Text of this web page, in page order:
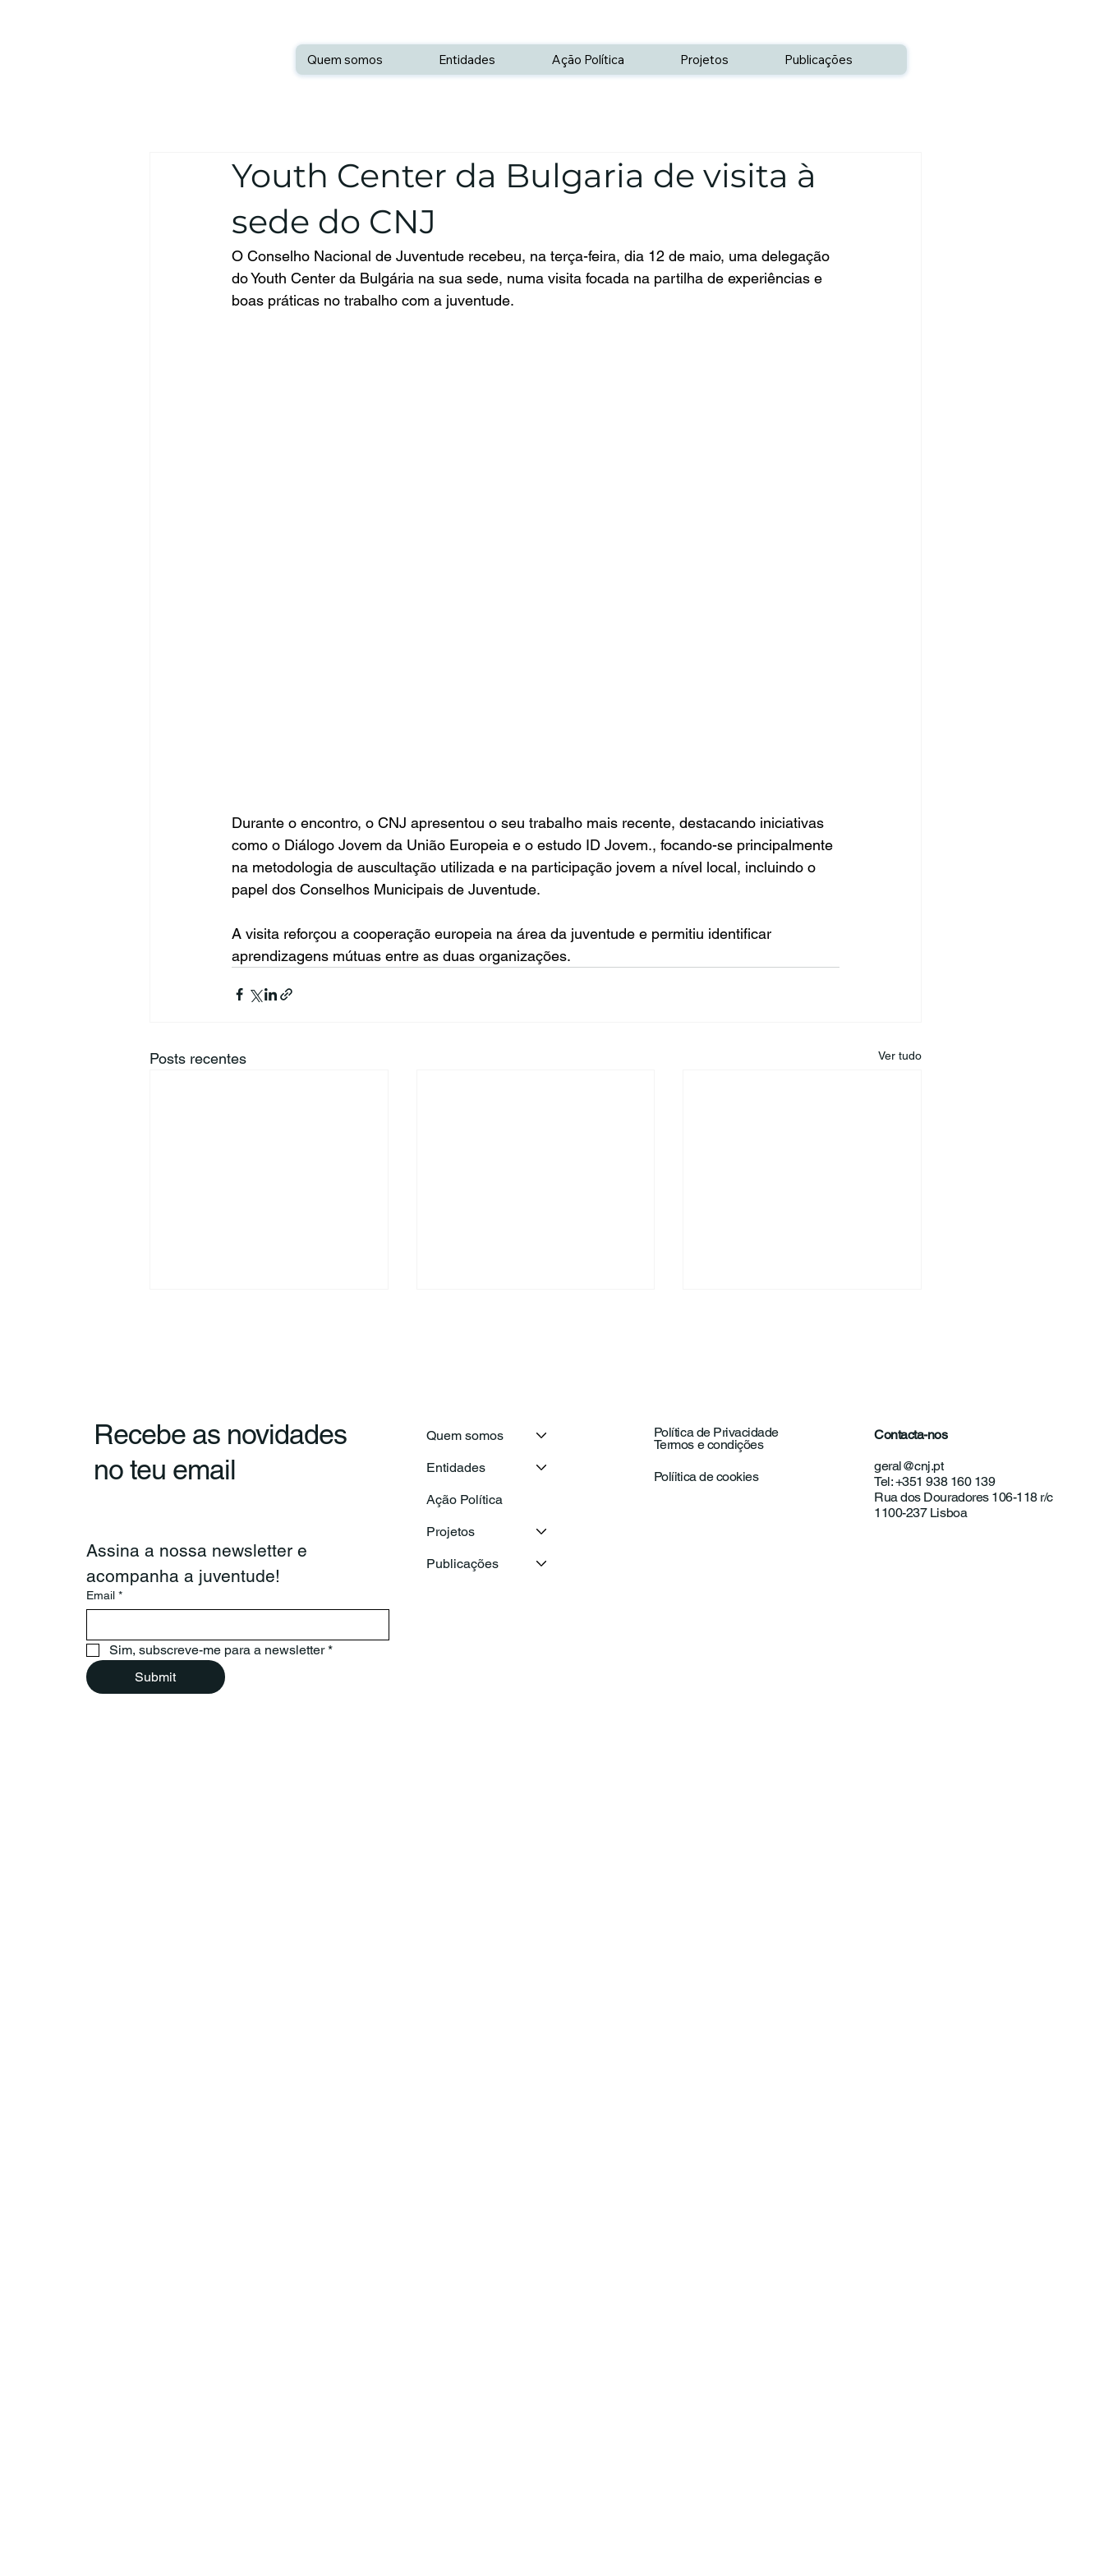
Quem somos Entidades Ação Política Projetos Publicações
Youth Center da Bulgaria de visita à
sede do CNJ
O Conselho Nacional de Juventude recebeu, na terça-feira, dia 12 de maio, uma delegação
do Youth Center da Bulgária na sua sede, numa visita focada na partilha de experiências e
boas práticas no trabalho com a juventude.
Durante o encontro, o CNJ apresentou o seu trabalho mais recente, destacando iniciativas
como o Diálogo Jovem da União Europeia e o estudo ID Jovem., focando-se principalmente
na metodologia de auscultação utilizada e na participação jovem a nível local, incluindo o
papel dos Conselhos Municipais de Juventude.
A visita reforçou a cooperação europeia na área da juventude e permitiu identificar
aprendizagens mútuas entre as duas organizações.
Posts recentes Ver tudo
Juventude celebrou 41
Portuguesa de
reforçar cooperação
Secretário-Geral da OIJ
visita o Conselho Nacional
de Juventude para
entre as juventudes ibero-
Recebe as novidades
no teu email
Assina a nossa newsletter e
acompanha a juventude!
Email *
Sim, subscreve-me para a newsletter *
Submit
Quem somos
Entidades
Ação Política
Projetos
Publicações
Política de Privacidade
Termos e condições
Políitica de cookies
Contacta-nos
geral@cnj.pt
Tel: +351 938 160 139
Rua dos Douradores 106-118 r/c
1100-237 Lisboa